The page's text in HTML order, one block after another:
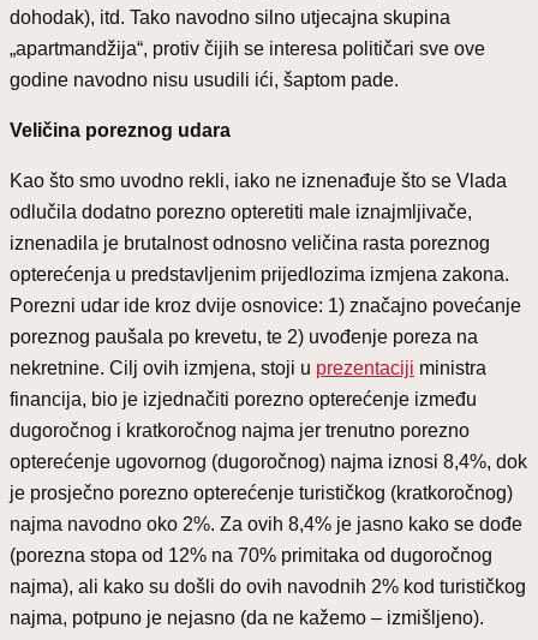
dohodak), itd. Tako navodno silno utjecajna skupina
„apartmandžija“, protiv čijih se interesa političari sve ove
godine navodno nisu usudili ići, šaptom pade.
Veličina poreznog udara
Kao što smo uvodno rekli, iako ne iznenađuje što se Vlada
odlučila dodatno porezno opteretiti male iznajmljivače,
iznenadila je brutalnost odnosno veličina rasta poreznog
opterećenja u predstavljenim prijedlozima izmjena zakona.
Porezni udar ide kroz dvije osnovice: 1) značajno povećanje
poreznog paušala po krevetu, te 2) uvođenje poreza na
nekretnine. Cilj ovih izmjena, stoji u prezentaciji ministra
financija, bio je izjednačiti porezno opterećenje između
dugoročnog i kratkoročnog najma jer trenutno porezno
opterećenje ugovornog (dugoročnog) najma iznosi 8,4%, dok
je prosječno porezno opterećenje turističkog (kratkoročnog)
najma navodno oko 2%. Za ovih 8,4% je jasno kako se dođe
(porezna stopa od 12% na 70% primitaka od dugoročnog
najma), ali kako su došli do ovih navodnih 2% kod turističkog
najma, potpuno je nejasno (da ne kažemo – izmišljeno).